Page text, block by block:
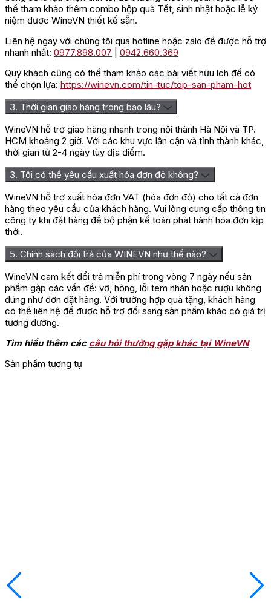
thể tham khảo thêm combo hộp quà Tết, sinh nhật hoặc lễ kỷ
niệm được WineVN thiết kế sẵn.
Liên hệ ngay với chúng tôi qua hotline hoặc zalo để được hỗ trợ
nhanh nhất: 0977.898.007
0942.660.369
Quý khách cũng có thể tham khảo các bài viết hữu ích để có
thể chọn lựa: https://winevn.com/tin-tuc/top-san-pham-hot
3. Thời gian giao hàng trong bao lâu?
WineVN hỗ trợ giao hàng nhanh trong nội thành Hà Nội và TP.
HCM khoảng 2 giờ. Với các khu vực lân cận và tỉnh thành khác,
thời gian từ 2-4 ngày tùy địa điểm.
3. Tôi có thể yêu cầu xuất hóa đơn đỏ không?
WineVN hỗ trợ xuất hóa đơn VAT (hóa đơn đỏ) cho tất cả đơn
hàng theo yêu cầu của khách hàng. Vui lòng cung cấp thông tin
công ty khi đặt hàng để bộ phận kế toán phát hành hóa đơn kịp
thời.
5. Chính sách đổi trả của WINEVN như thế nào?
WineVN cam kết đổi trả miễn phí trong vòng 7 ngày nếu sản
phẩm gặp các vấn đề: vỡ, hỏng, lỗi tem nhãn hoặc rượu không
đúng như đơn đặt hàng. Với trường hợp quà tặng, khách hàng
có thể liên hệ để được hỗ trợ đổi sang sản phẩm khác có giá trị
tương đương.
Tìm hiểu thêm các câu hỏi thường gặp khác tại WineVN
Sản phẩm tương tự